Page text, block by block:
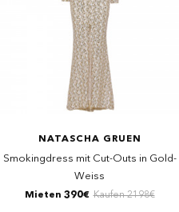
NATASCHA GRUEN
Smokingdress mit Cut-Outs in Gold-
Weiss
Mieten 390€ Kaufen 2198€